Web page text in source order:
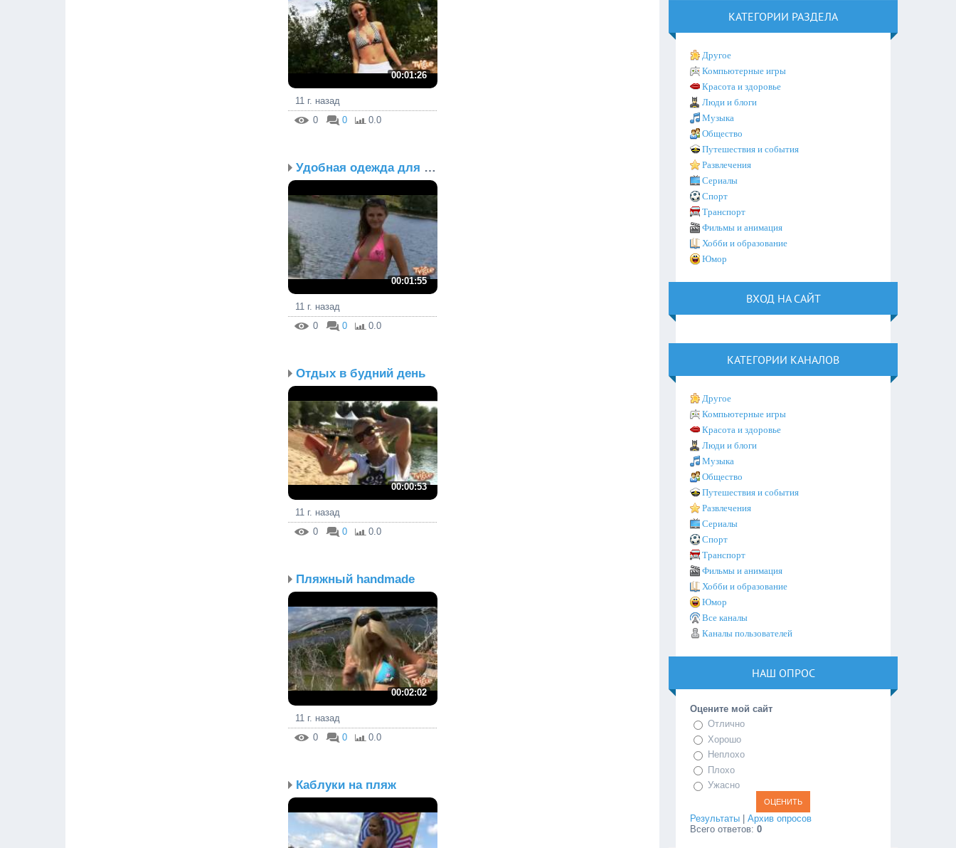
00:01:26
11 г. назад
0
0 0.0
Удобная одежда для рабо...
00:01:55
11 г. назад
0
0 0.0
Отдых в будний день
00:00:53
11 г. назад
0
0 0.0
Пляжный handmade
00:02:02
11 г. назад
0
0 0.0
Каблуки на пляж
КАТЕГОРИИ РАЗДЕЛА
Другое
Компьютерные игры
Красота и здоровье
Люди и блоги
Музыка
Общество
Путешествия и события
Развлечения
Сериалы
Спорт
Транспорт
Фильмы и анимация
Хобби и образование
Юмор
ВХОД НА САЙТ
КАТЕГОРИИ КАНАЛОВ
Другое
Компьютерные игры
Красота и здоровье
Люди и блоги
Музыка
Общество
Путешествия и события
Развлечения
Сериалы
Спорт
Транспорт
Фильмы и анимация
Хобби и образование
Юмор
Все каналы
Каналы пользователей
НАШ ОПРОС
Оцените мой сайт
Отлично
Хорошо
Неплохо
Плохо
Ужасно
Результаты |Архив опросов
Всего ответов:0